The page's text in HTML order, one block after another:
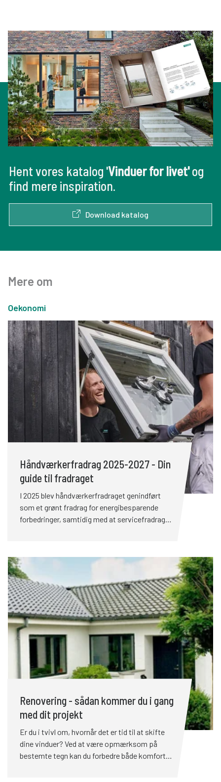
Hent vores katalog 'Vinduer for livet'og
find mere inspiration.
Download katalog
Mere om
Oekonomi
Håndværkerfradrag 2025-2027 - Din
guide til fradraget
I 2025 blev håndværkerfradraget genindført
som et grønt fradrag for energibesparende
forbedringer, samtidig med at servicefradraget
arbejde i hjemmet. I 2025 blev
håndværkerfradraget genindført som et grønt
fradrag for energibesparende forbedringer,
samtidig med at servicefradraget blev udvidet
betydeligt. Det giver dig som boligejer nye
skattefordele i forbindelse med arbejde i
hjemmet.
Renovering - sådan kommer du i gang
med dit projekt
Er du i tvivl om, hvornår det er tid til at skifte
dine vinduer? Ved at være opmærksom på
bestemte tegn kan du forbedre både komforten